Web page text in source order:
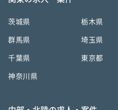
茨城県 栃木県
群馬県 埼玉県
千葉県 東京都
神奈川県